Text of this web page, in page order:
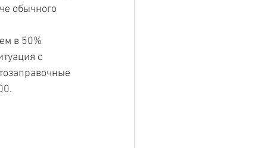
обычного
в 50%
с